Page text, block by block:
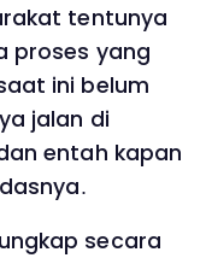
tentunya
proses yang
ini belum
jalan di
entah kapan
secara